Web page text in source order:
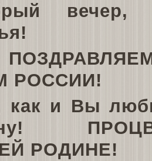
вечер,
РОССИИ!
как и Вы
РОДИНЕ!